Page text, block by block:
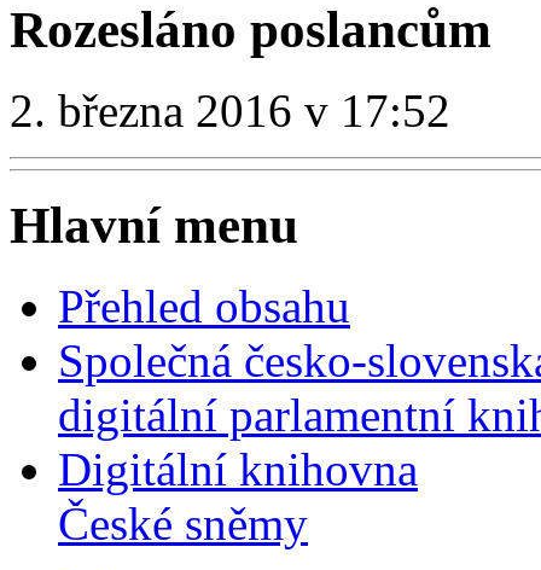
Rozesláno poslancům
2. března 2016 v 17:52
Hlavní menu
Přehled obsahu
Společná česko-
digitální parlamentní
Digitální knihovna
České sněmy